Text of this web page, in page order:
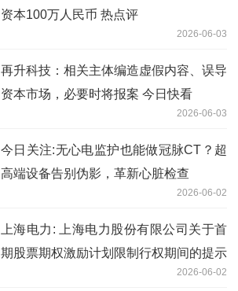
资本100万人民币 热点评
2026-06-03
再升科技：相关主体编造虚假内容、误导
资本市场，必要时将报案 今日快看
2026-06-03
今日关注:无心电监护也能做冠脉CT？超
高端设备告别伪影，革新心脏检查
2026-06-02
上海电力: 上海电力股份有限公司关于首
期股票期权激励计划限制行权期间的提示
2026-06-02